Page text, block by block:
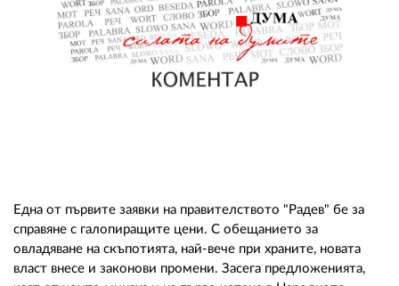
Една от първите заявки на правителството "Радев" бе за
справяне с галопиращите цени. С обещанието за
овладяване на скъпотията, най-вече при храните, новата
власт внесе и законови промени. Засега предложенията,
АБОНАМЕНТ
УСЛОВИЯ ЗА ПОЛЗВАНЕ
02 975 20 35